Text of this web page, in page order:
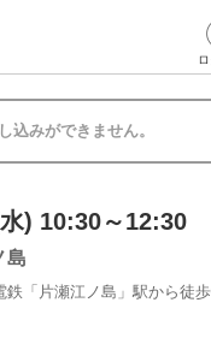
込みができません。
) 10:30～12:30
島
鉄「片瀬江ノ島」駅から徒